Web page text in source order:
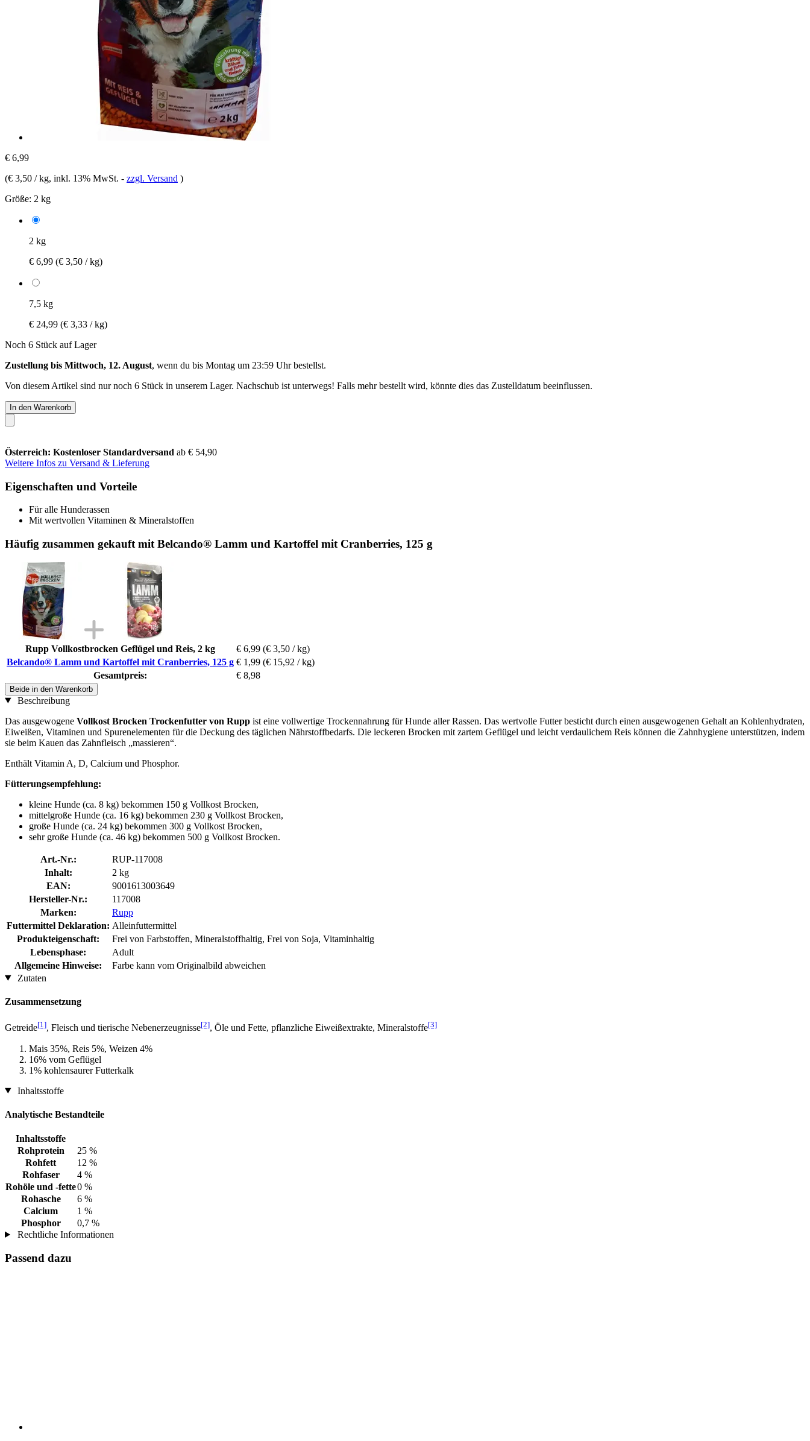
€ 6,99
(€ 3,50 / kg, inkl. 13% MwSt. - zzgl. Versand )
Größe: 2 kg
2 kg
€ 6,99 (€ 3,50 / kg)
7,5 kg
€ 24,99 (€ 3,33 / kg)
Noch 6 Stück auf Lager
Zustellung bis Mittwoch, 12. August, wenn du bis Montag um 23:59 Uhrbestellst.
Von diesem Artikel sind nur noch 6 Stück in unserem Lager. Nachschub ist unterwegs! Falls mehr bestellt wird, könnte dies das Zustelldatum beeinflussen.
In den Warenkorb
Österreich: Kostenloser Standardversand ab € 54,90
Weitere Infos zu Versand & Lieferung
Eigenschaften und Vorteile
Für alle Hunderassen
Mit wertvollen Vitaminen & Mineralstoffen
Häufig zusammen gekauft mit Belcando® Lamm und Kartoffel mit Cranberries, 125 g
Rupp Vollkostbrocken Geflügel und Reis, 2 kg € 6,99 (€ 3,50 / kg)
Belcando® Lamm und Kartoffel mit Cranberries, 125 g € 1,99 (€ 15,92 / kg)
Gesamtpreis:
€ 8,98
Beide in den Warenkorb
Beschreibung
Das ausgewogene Vollkost Brocken Trockenfutter von Rupp ist eine vollwertige Trockennahrung für Hunde aller Rassen. Das wertvolle Futter besticht durch einen ausgewogenen Gehalt an Kohlenhydraten,
Eiweißen, Vitaminen und Spurenelementen für die Deckung des täglichen Nährstoffbedarfs. Die leckeren Brocken mit zartem Geflügel und leicht verdaulichem Reis können die Zahnhygiene unterstützen, indem
sie beim Kauen das Zahnfleisch „massieren“.
Enthält Vitamin A, D, Calcium und Phosphor.
Fütterungsempfehlung:
kleine Hunde (ca. 8 kg) bekommen 150 g Vollkost Brocken,
mittelgroße Hunde (ca. 16 kg) bekommen 230 g Vollkost Brocken,
große Hunde (ca. 24 kg) bekommen 300 g Vollkost Brocken,
sehr große Hunde (ca. 46 kg) bekommen 500 g Vollkost Brocken.
Art.-Nr.:
RUP-117008
Inhalt:
2 kg
EAN:
9001613003649
Hersteller-Nr.:
117008
Marken:
Rupp
Futtermittel Deklaration: Alleinfuttermittel
Produkteigenschaft:
Frei von Farbstoffen, Mineralstoffhaltig, Frei von Soja, Vitaminhaltig
Lebensphase:
Adult
Allgemeine Hinweise:
Farbe kann vom Originalbild abweichen
Zutaten
Zusammensetzung
Getreide[1], Fleisch und tierische Nebenerzeugnisse[2], Öle und Fette, pflanzliche Eiweißextrakte, Mineralstoffe[3]
Mais 35%, Reis 5%, Weizen 4%
16% vom Geflügel
1% kohlensaurer Futterkalk
Inhaltsstoffe
Analytische Bestandteile
Inhaltsstoffe
Rohprotein
25 %
Rohfett
12 %
Rohfaser
4 %
Rohöle und -fette0 %
Rohasche
6 %
Calcium
1 %
Phosphor
0,7 %
Rechtliche Informationen
Passend dazu